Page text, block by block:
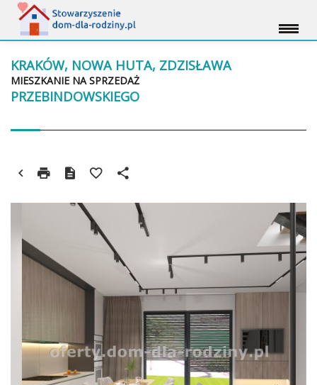
KRAKÓW, NOWA HUTA, ZDZISŁAWA
PRZEBINDOWSKIEGO
MIESZKANIE NA SPRZEDAŻ